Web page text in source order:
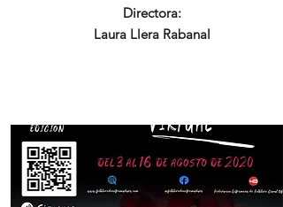
Directora:
Laura Llera Rabanal